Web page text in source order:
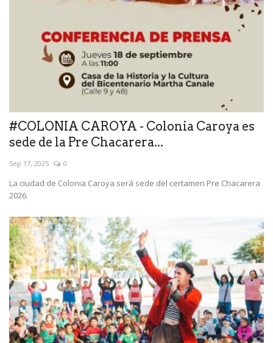
#COLONIA CAROYA - Colonia Caroya es
sede de la Pre Chacarera...
Sep 17, 2025 0
La ciudad de Colonia Caroya será sede del certamen Pre Chacarera
2026.